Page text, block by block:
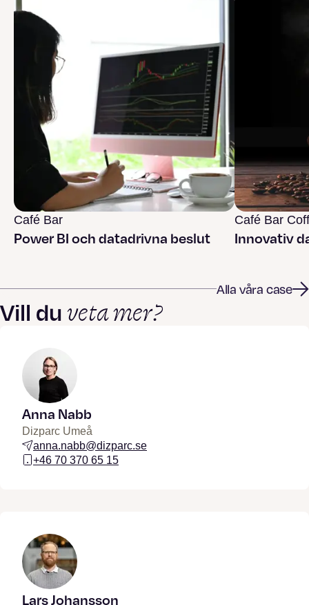
Café Bar
Power BI och datadrivna beslut
Café Bar
Innovativ
Alla våra case
Vill duveta mer?
Anna Nabb
Dizparc Umeå
anna.nabb@dizparc.se
+46 70 370 65 15
Lars Johansson